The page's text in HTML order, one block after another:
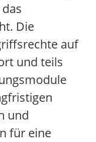
Die
auf
und teils
und
für eine